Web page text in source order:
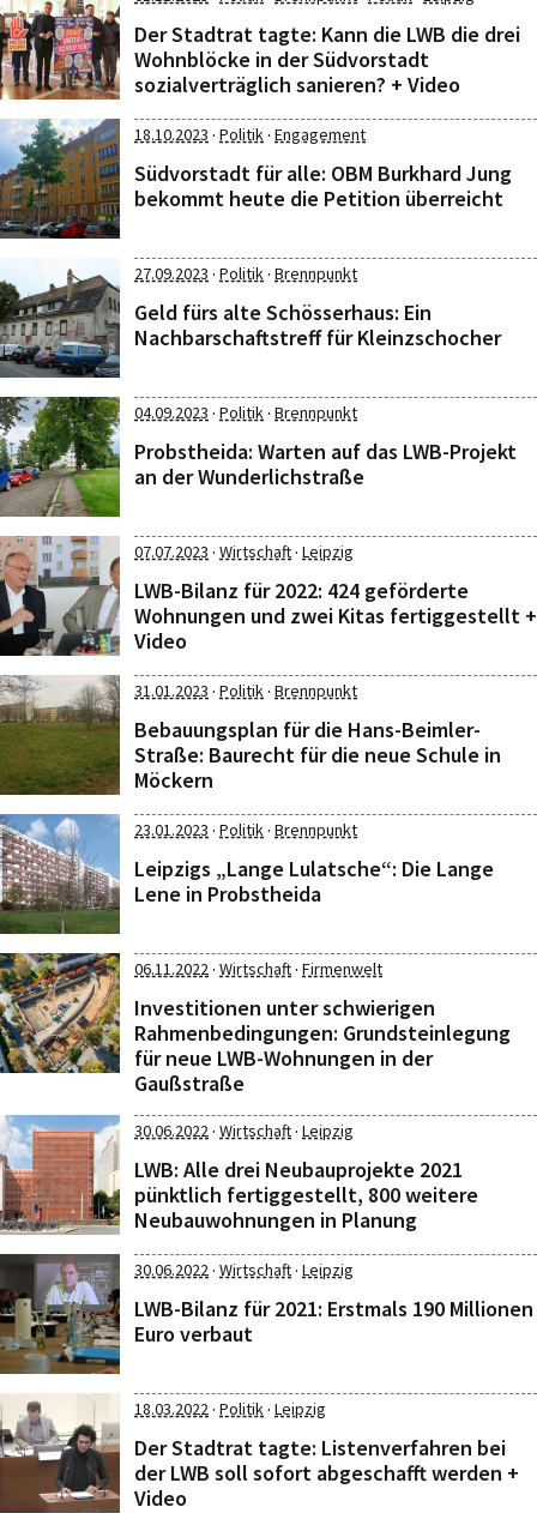
Der Stadtrat tagte: Kann die LWB die drei
Wohnblöcke in der Südvorstadt
sozialverträglich sanieren? + Video
18.10.2023 · Politik· Engagement
Südvorstadt für alle: OBM Burkhard Jung
bekommt heute die Petition überreicht
27.09.2023 · Politik· Brennpunkt
Geld fürs alte Schösserhaus: Ein
Nachbarschaftstreff für Kleinzschocher
04.09.2023 · Politik· Brennpunkt
Probstheida: Warten auf das LWB-Projekt
an der Wunderlichstraße
07.07.2023 · Wirtschaft· Leipzig
LWB-Bilanz für 2022: 424 geförderte
Wohnungen und zwei Kitas fertiggestellt +
Video
31.01.2023 · Politik· Brennpunkt
Bebauungsplan für die Hans-Beimler-
Straße: Baurecht für die neue Schule in
Möckern
23.01.2023 · Politik· Brennpunkt
Leipzigs „Lange Lulatsche“: Die Lange
Lene in Probstheida
06.11.2022· Wirtschaft· Firmenwelt
Investitionen unter schwierigen
Rahmenbedingungen: Grundsteinlegung
für neue LWB-Wohnungen in der
Gaußstraße
30.06.2022· Wirtschaft· Leipzig
LWB: Alle drei Neubauprojekte 2021
pünktlich fertiggestellt, 800 weitere
Neubauwohnungen in Planung
30.06.2022· Wirtschaft· Leipzig
LWB-Bilanz für 2021: Erstmals 190 Millionen
Euro verbaut
18.03.2022· Politik· Leipzig
Der Stadtrat tagte: Listenverfahren bei
der LWB soll sofort abgeschafft werden +
Video